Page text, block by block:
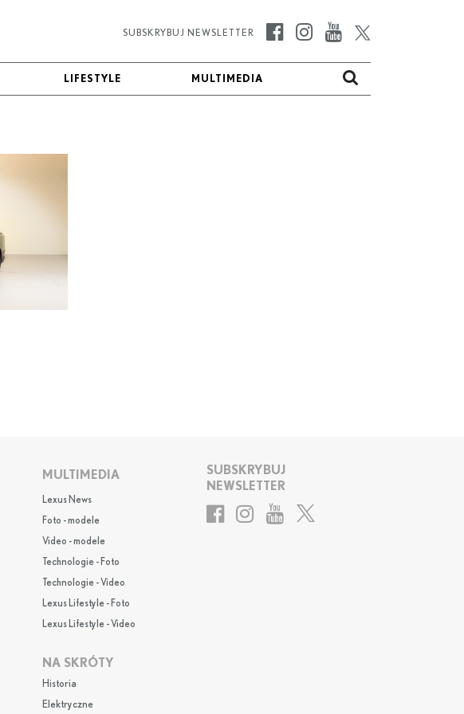
LIFESTYLE MULTIMEDIA
SUBSKRYBUJ NEWSLETTER
LIFESTYLE MULTIMEDIA
MULTIMEDIA
Lexus News
Foto - modele
Video - modele
Technologie - Foto
Technologie - Video
Lexus Lifestyle - Foto
Lexus Lifestyle - Video
NA SKRÓTY
Historia
Elektryczne
SUBSKRYBUJ
NEWSLETTER